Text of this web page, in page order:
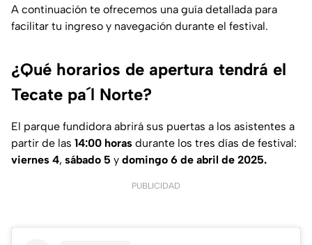
A continuación te ofrecemos una guía detallada para
facilitar tu ingreso y navegación durante el festival.
¿Qué horarios de apertura tendrá el
Tecate pa´l Norte?
El parque fundidora abrirá sus puertas a los asistentes a
partir de las 14:00 horas durante los tres días de festival:
viernes 4, sábado 5 y domingo 6 de abril de 2025.
PUBLICIDAD